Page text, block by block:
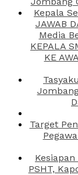
Kepala
JAWAB
Media
KEPALA
KE
Target
PSHT,